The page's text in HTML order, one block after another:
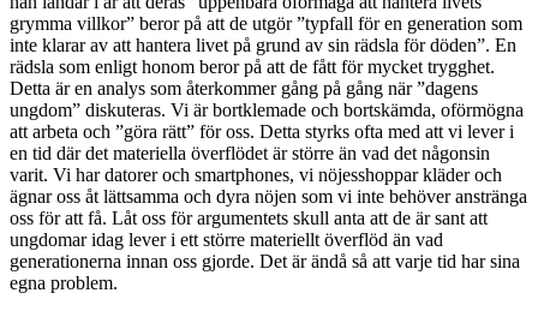
grymma villkor” beror på att de utgör ”typfall för en generation som
inte klarar av att hantera livet på grund av sin rädsla för döden”. En
rädsla som enligt honom beror på att de fått för mycket trygghet.
Detta är en analys som återkommer gång på gång när ”dagens
ungdom” diskuteras. Vi är bortklemade och bortskämda, oförmögna
att arbeta och ”göra rätt” för oss. Detta styrks ofta med att vi lever i
en tid där det materiella överflödet är större än vad det någonsin
varit. Vi har datorer och smartphones, vi nöjesshoppar kläder och
ägnar oss åt lättsamma och dyra nöjen som vi inte behöver anstränga
oss för att få. Låt oss för argumentets skull anta att de är sant att
ungdomar idag lever i ett större materiellt överflöd än vad
generationerna innan oss gjorde. Det är ändå så att varje tid har sina
egna problem.